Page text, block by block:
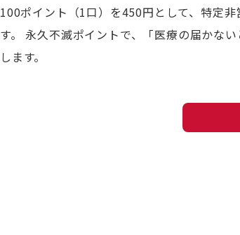
100ポイント（1口）を450円として、特定
す。 永久不滅ポイントで、「医療の届かな
します。